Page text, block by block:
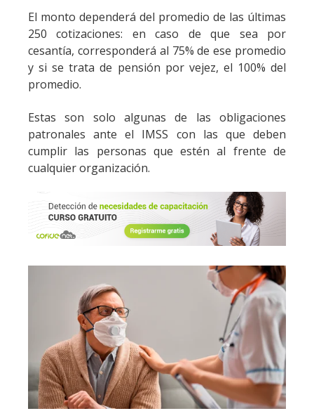
El monto dependerá del promedio de las últimas
250 cotizaciones: en caso de que sea por
cesantía, corresponderá al 75% de ese promedio
y si se trata de pensión por vejez, el 100% del
promedio.
Estas son solo algunas de las obligaciones
patronales ante el IMSS con las que deben
cumplir las personas que estén al frente de
cualquier organización.